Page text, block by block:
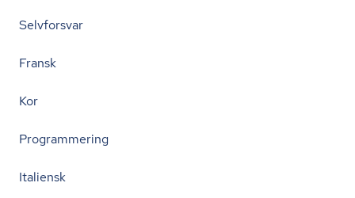
Selvforsvar
Fransk
Kor
Programmering
Italiensk